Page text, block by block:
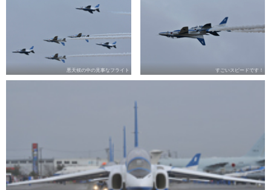
悪天候の中の見事なフライト すごいスピードです！